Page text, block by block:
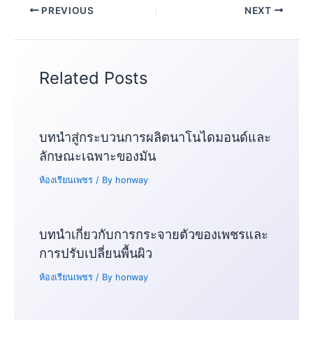
PREVIOUS NEXT
Related Posts
บทนำสู่กระบวนการผลิตนาโนไดมอนด์และ
ลักษณะเฉพาะของมัน
ห้องเรียนเพชร / By honway
บทนำเกี่ยวกับการกระจายตัวของเพชรและ
การปรับเปลี่ยนพื้นผิว
ห้องเรียนเพชร / By honway